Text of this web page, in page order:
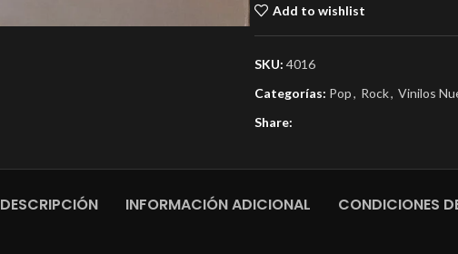
Add to wishlist
SKU: 4016
Categorías: Pop, Rock, Vinilos
Share:
DESCRIPCIÓN INFORMACIÓN ADICIONAL CONDICIONES